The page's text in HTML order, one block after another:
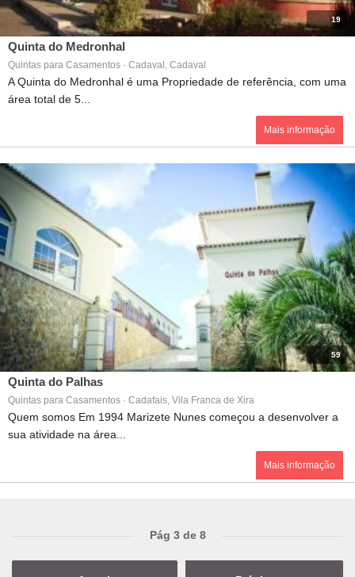
19
Quinta do Medronhal
Quintas para Casamentos · Cadaval, Cadaval
A Quinta do Medronhal é uma Propriedade de referência, com uma
área total de 5...
Mais informação
59
Quinta do Palhas
Quintas para Casamentos · Cadafais, Vila Franca de Xira
Quem somos Em 1994 Marizete Nunes começou a desenvolver a
sua atividade na área...
Mais informação
Pág 3 de 8